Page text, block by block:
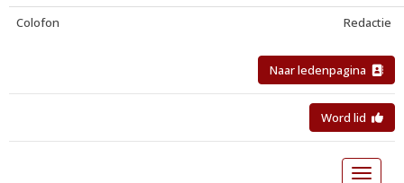
Colofon
Redactie
Naar ledenpagina
Word lid
Toggle